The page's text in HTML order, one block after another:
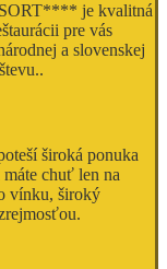
je kvalitná
pre vás
a slovenskej
široká ponuka
chuť len na
vínku, široký